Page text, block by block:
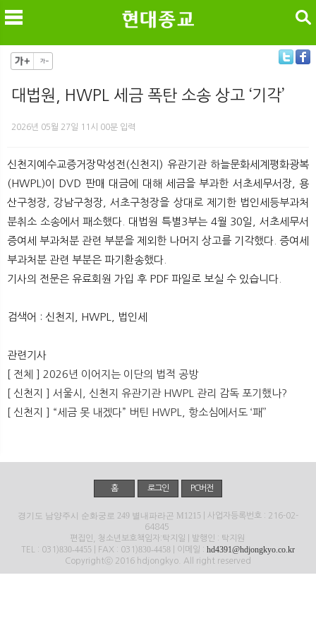
검색
대법원, HWPL 세금 폭탄 소송 상고 ‘기각’
2026년 05월 27일 11시 00분 입력
신천지예수교증거장막성전(신천지) 유관기관 하늘문화세계평화광복
(HWPL)이 DVD 판매 대금에 대해 세금을 부과한 서초세무서장, 용
산구청장, 강남구청장, 서초구청장을 상대로 제기한 법인세등부과처
분취소 소송에서 패소했다. 대법원 특별3부는 4월 30일, 서초세무서
증여세 부과처분 관련 부분을 제외한 나머지 상고를 기각했다. 증여세
부과처분 관련 부분은 파기환송했다.
기사의 전문은 유료회원 가입 후 PDF 파일로 보실 수 있습니다.
검색어 : 신천지, HWPL, 법인세
관련기사
[ 전체 ] 2026년 이어지는 이단의 법적 공방
[ 신천지 ] 서울시, 신천지 유관기관 HWPL 관리 감독 포기했나?
[ 신천지 ] “세금 못 내겠다” 버틴 HWPL, 항소심에서도 ‘패’’
홈 로그인 PC버전
경기도 남양주시 순화궁로 249 별내파라곤 M1215 | 사업자등록번호 : 216-02-
64845
편집인, 청소년보호책임자:탁지일 | 발행인 : 탁지원
TEL : 031)830-4455 | FAX : 031)830-4458 | 이메일 : hd4391@hdjongkyo.co.kr
Copyrightⓒ 2016 hdjongkyo. All right reserved